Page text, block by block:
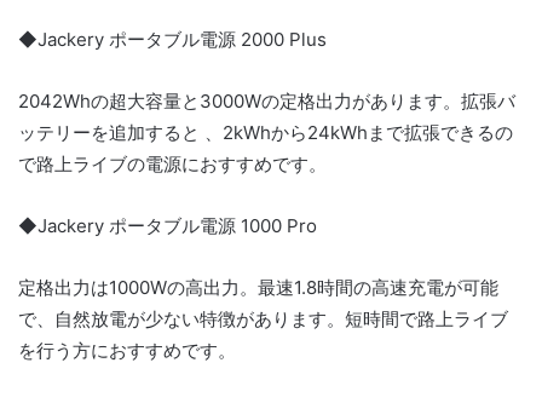
◆Jackery ポータブル電源 2000 Plus
2042Whの超大容量と3000Wの定格出力があります。拡張バ
ッテリーを追加すると 、2kWhから24kWhまで拡張できるの
で路上ライブの電源におすすめです。
◆Jackery ポータブル電源 1000 Pro
定格出力は1000Wの高出力。最速1.8時間の高速充電が可能
で、自然放電が少ない特徴があります。短時間で路上ライブ
を行う方におすすめです。